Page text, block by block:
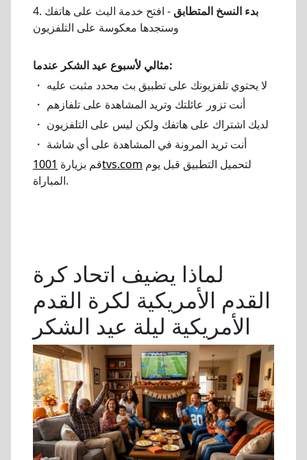
4.
بدء النسخ المتطابق - افتح خدمة البث على هاتفك
وستجدها معكوسة على التلفزيون
مثالي لأسبوع عيد الشكر عندما:
・ لا يحتوي تلفزيونك على تطبيق بث محدد مثبت عليه
・ أنت تزور عائلتك وتريد المشاهدة على تلفازهم
・ لديك اشتراك على هاتفك ولكن ليس على التلفزيون
・ أنت تريد المرونة في المشاهدة على أي شاشة
قم بزيارة1001tvs.com
المباراة.
لماذا يضيف اتحاد كرة
القدم الأمريكية لكرة القدم
الأمريكية ليلة عيد الشكر